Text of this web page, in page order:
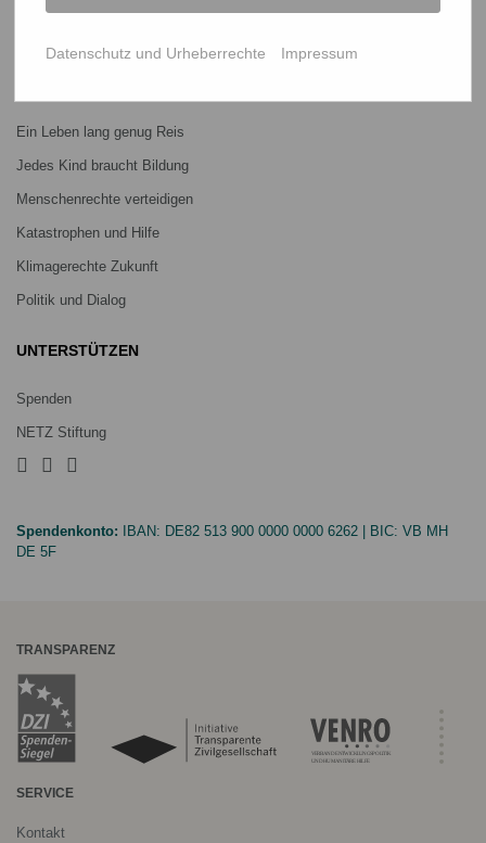
Ein Leben lang genug Reis
Jedes Kind braucht Bildung
Menschenrechte verteidigen
Katastrophen und Hilfe
Klimagerechte Zukunft
Politik und Dialog
UNTERSTÜTZEN
Spenden
NETZ Stiftung
Spendenkonto: IBAN: DE82 513 900 0000 0000 6262 | BIC: VB MH
DE 5F
TRANSPARENZ
SERVICE
Kontakt
Datenschutz und Urheberrechte Impressum